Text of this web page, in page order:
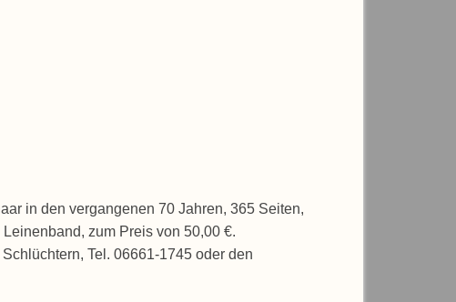
in den vergangenen 70 Jahren, 365 Seiten,
zum Preis von 50,00 €.
Tel. 06661-1745 oder den